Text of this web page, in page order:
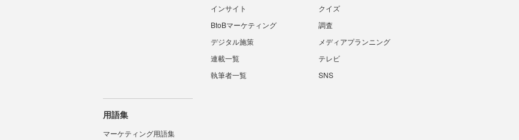
インサイト
クイズ
BtoBマーケティング
調査
デジタル施策
メディアプランニング
連載一覧
テレビ
執筆者一覧
SNS
用語集
マーケティング用語集